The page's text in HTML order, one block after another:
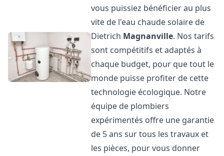
vous puissiez bénéficier au plus
vite de l'eau chaude solaire de
Dietrich Magnanville. Nos tarifs
sont compétitifs et adaptés à
chaque budget, pour que tout le
monde puisse profiter de cette
technologie écologique. Notre
équipe de plombiers
expérimentés offre une garantie
de 5 ans sur tous les travaux et
les pièces, pour vous donner